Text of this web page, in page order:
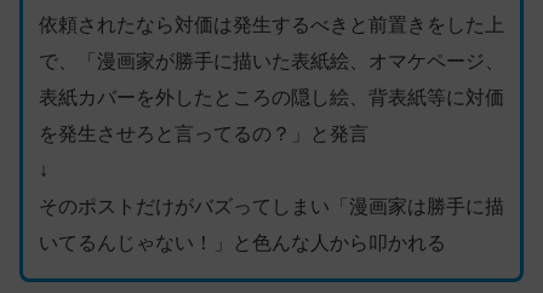
依頼されたなら対価は発生するべきと前置きをした上
で、「漫画家が勝手に描いた表紙絵、オマケページ、
表紙カバーを外したところの隠し絵、背表紙等に対価
を発生させろと言ってるの？」と発言
↓
そのポストだけがバズってしまい「漫画家は勝手に描
いてるんじゃない！」と色んな人から叩かれる